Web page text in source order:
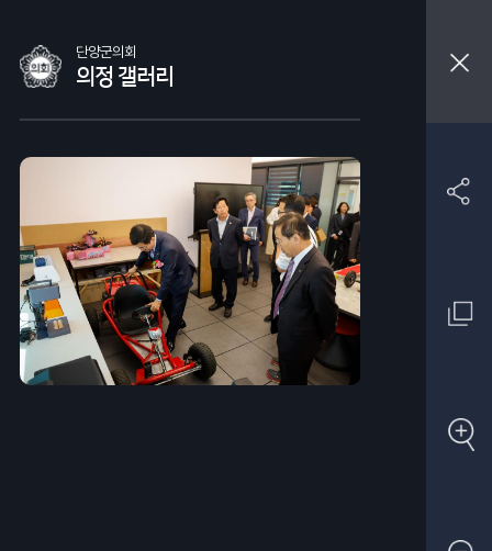
단양군의회
의정 갤러리